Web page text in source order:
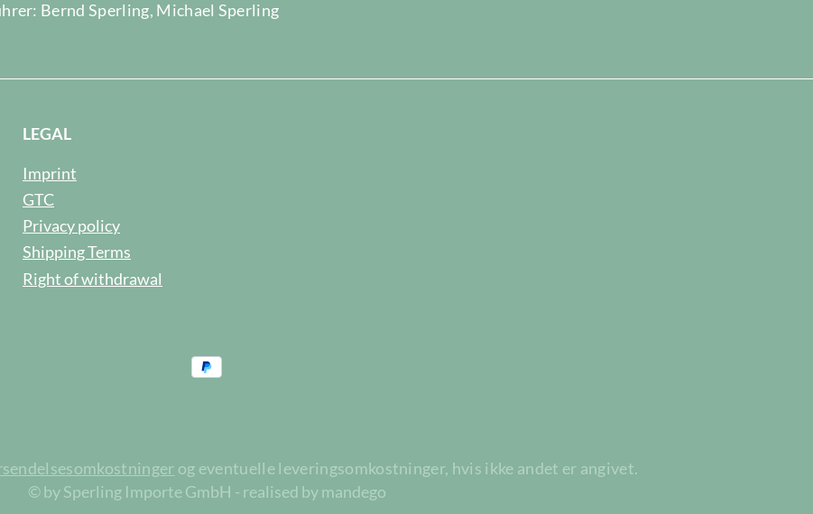
Bernd Sperling, Michael Sperling
LEGAL
Imprint
GTC
Privacy policy
Shipping Terms
Right of withdrawal
og eventuelle leveringsomkostninger, hvis ikke andet er angivet.
© by Sperling Importe GmbH - realised by mandego